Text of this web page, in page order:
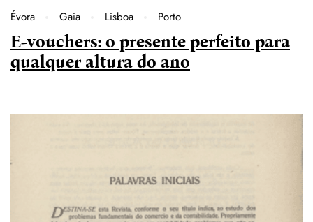
Évora Gaia Lisboa Porto
E-vouchers: o presente perfeito para
qualquer altura do ano